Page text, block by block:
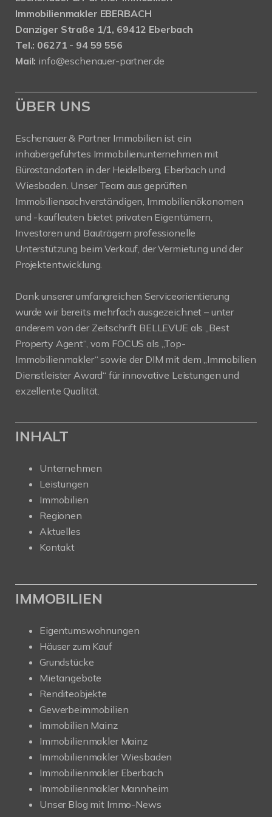
Immobilienmakler EBERBACH
Danziger Straße 1/1, 69412 Eberbach
Tel.: 06271 - 94 59 556
Mail: info@eschenauer-partner.de
ÜBER UNS
Eschenauer & Partner Immobilien ist ein
inhabergeführtes Immobilienunternehmen mit
Bürostandorten in der Heidelberg, Eberbach und
Wiesbaden. Unser Team aus geprüften
Immobiliensachverständigen, Immobilienökonomen
und -kaufleuten bietet privaten Eigentümern,
Investoren und Bauträgern professionelle
Unterstützung beim Verkauf, der Vermietung und der
Projektentwicklung.
Dank unserer umfangreichen Serviceorientierung
wurde wir bereits mehrfach ausgezeichnet – unter
anderem von der Zeitschrift BELLEVUE als „Best
Property Agent“, vom FOCUS als „Top-
Immobilienmakler“ sowie der DIM mit dem „Immobilien
Dienstleister Award“ für innovative Leistungen und
exzellente Qualität.
INHALT
Unternehmen
Leistungen
Immobilien
Regionen
Aktuelles
Kontakt
IMMOBILIEN
Eigentumswohnungen
Häuser zum Kauf
Grundstücke
Mietangebote
Renditeobjekte
Gewerbeimmobilien
Immobilien Mainz
Immobilienmakler Mainz
Immobilienmakler Wiesbaden
Immobilienmakler Eberbach
Immobilienmakler Mannheim
Unser Blog mit Immo-News